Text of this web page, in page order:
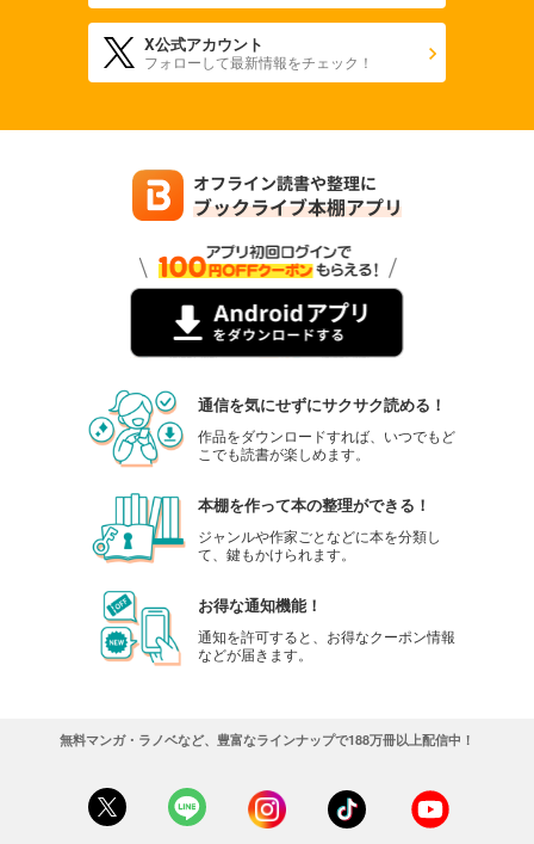
あらすじを表示する
子供の科学 2024年2月号
円 (税込)
あらすじを表示する
子供の科学 2024年1月号
子供の科学 2023年12月号
734円 (税込)
試し読み
あらすじを表示する
子供の科学 2023年11月号
円 (税込)
X公式アカウント
フォローして最新情報をチェック！
通信を気にせずにサクサク読める！
作品をダウンロードすれば、いつでもど
こでも読書が楽しめます。
本棚を作って本の整理ができる！
ジャンルや作家ごとなどに本を分類し
て、鍵もかけられます。
お得な通知機能！
通知を許可すると、お得なクーポン情報
などが届きます。
無料マンガ・ラノベなど、豊富なラインナップで188万冊以上配信中！